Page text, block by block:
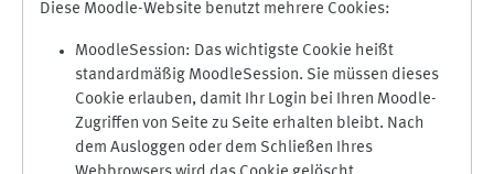
Diese Moodle-Website benutzt mehrere Cookies:
MoodleSession: Das wichtigste Cookie heißt
standardmäßig MoodleSession. Sie müssen dieses
Cookie erlauben, damit Ihr Login bei Ihren Moodle-
Zugriffen von Seite zu Seite erhalten bleibt. Nach
dem Ausloggen oder dem Schließen Ihres